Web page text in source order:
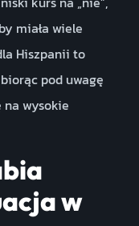
miała wiele
Hiszpanii to
pod uwagę
na wysokie
w